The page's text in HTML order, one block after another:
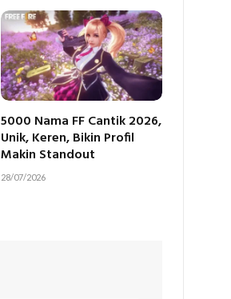
5000 Nama FF Cantik 2026,
Unik, Keren, Bikin Profil
Makin Standout
28/07/2026